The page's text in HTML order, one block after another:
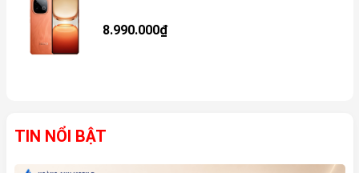
8.990.000₫
TIN NỔI BẬT